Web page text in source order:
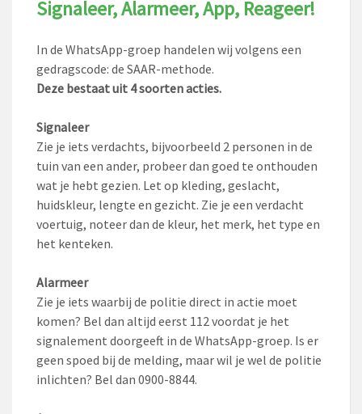
Signaleer, Alarmeer, App, Reageer!
In de WhatsApp-groep handelen wij volgens een
gedragscode: de SAAR-methode.
Deze bestaat uit 4 soorten acties.
Signaleer
Zie je iets verdachts, bijvoorbeeld 2 personen in de
tuin van een ander, probeer dan goed te onthouden
wat je hebt gezien. Let op kleding, geslacht,
huidskleur, lengte en gezicht. Zie je een verdacht
voertuig, noteer dan de kleur, het merk, het type en
het kenteken.
Alarmeer
Zie je iets waarbij de politie direct in actie moet
komen? Bel dan altijd eerst 112 voordat je het
signalement doorgeeft in de WhatsApp-groep. Is er
geen spoed bij de melding, maar wil je wel de politie
inlichten? Bel dan 0900-8844.